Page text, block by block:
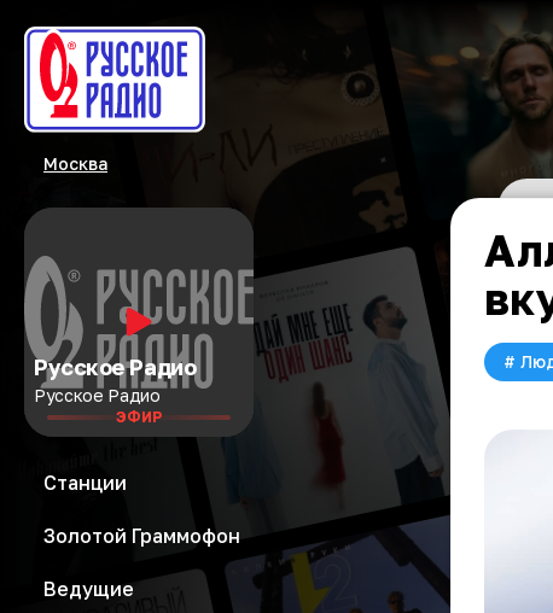
Москва
Русское Радио
Русское Радио
ЭФИР
Станции
Золотой Граммофон
Ведущие
#